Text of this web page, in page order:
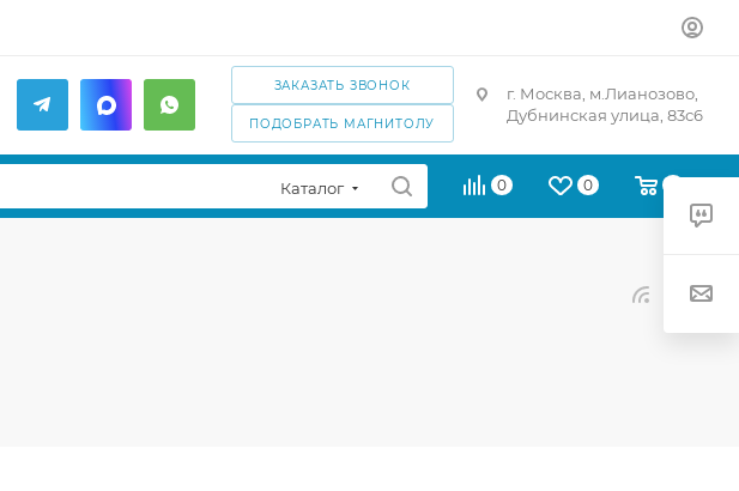
ЗАКАЗАТЬ ЗВОНОК
ПОДОБРАТЬ МАГНИТОЛУ
г. Москва, м.Лианозово,
Дубнинская улица, 83с6
Каталог 0 0